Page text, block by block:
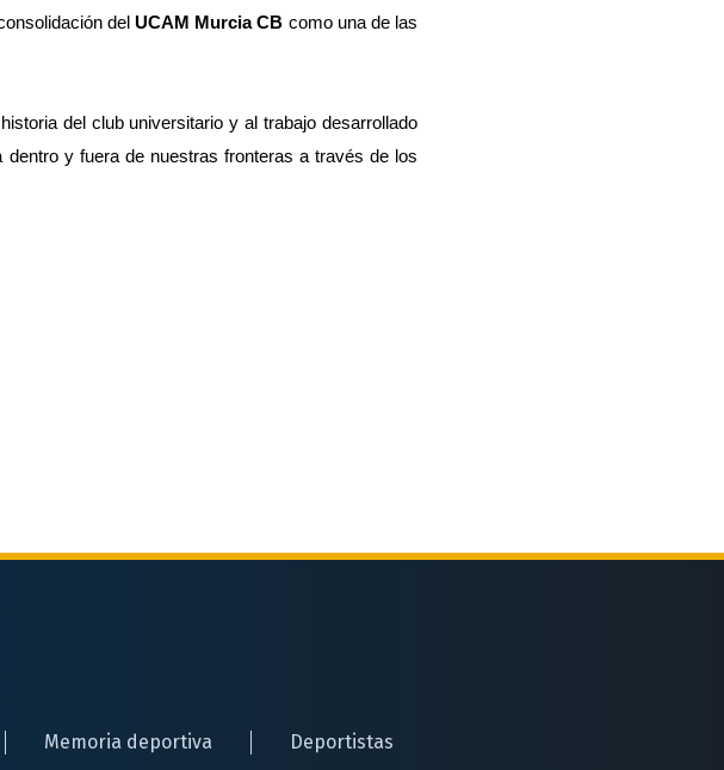
del UCAM Murcia CB como una de las
del club universitario y al trabajo desarrollado
y fuera de nuestras fronteras a través de los
Memoria deportiva Deportistas